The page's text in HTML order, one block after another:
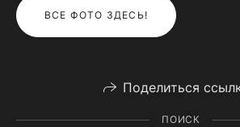
ВСЕ ФОТО ЗДЕСЬ!
Поделиться
ПОИСК